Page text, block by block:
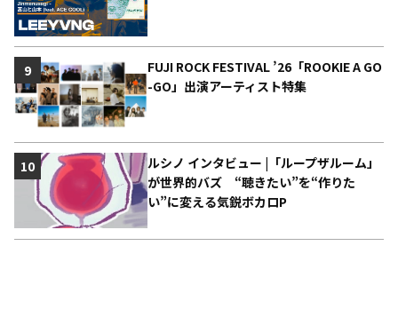
FUJI ROCK FESTIVAL ’26「ROOKIE A GO
-GO」出演アーティスト特集
9
ルシノ インタビュー |「ループザルーム」
が世界的バズ “聴きたい”を“作りた
い”に変える気鋭ボカロP
10